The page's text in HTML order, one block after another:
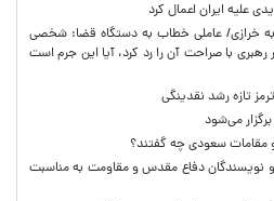
علیه ایران اعمال کرد
خرازی/ عاملی خطاب به دستگاه قضا: شخصی
با صراحت آن را رد کرد، آیا این جرم است
تازه رشد نقدینگی
می‌شود
مقامات سعودی چه گفتند؟
و نویسندگان دفاع مقدس و مقاومت به مناسبت